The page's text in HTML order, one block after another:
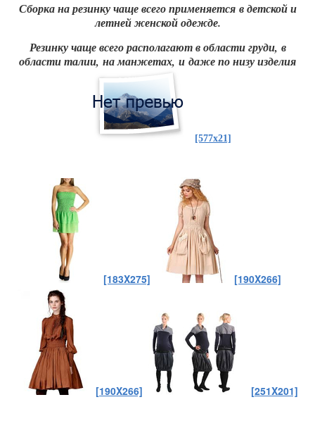
Сборка на резинку чаще всего применяется в детской и
летней женской одежде.
Резинку чаще всего располагают в области груди, в
области талии, на манжетах, и даже по низу изделия
[577x21]
[183X275] [190X266]
[190X266] [251X201]